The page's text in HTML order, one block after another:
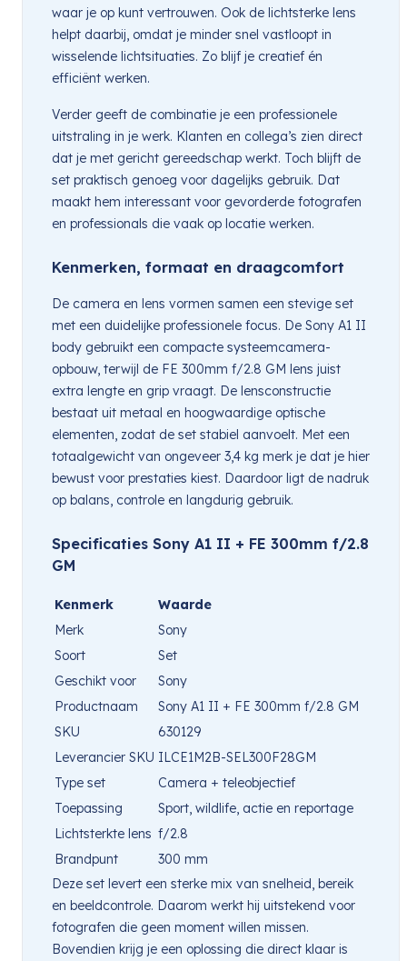
waar je op kunt vertrouwen. Ook de lichtsterke lens
helpt daarbij, omdat je minder snel vastloopt in
wisselende lichtsituaties. Zo blijf je creatief én
efficiënt werken.
Verder geeft de combinatie je een professionele
uitstraling in je werk. Klanten en collega’s zien direct
dat je met gericht gereedschap werkt. Toch blijft de
set praktisch genoeg voor dagelijks gebruik. Dat
maakt hem interessant voor gevorderde fotografen
en professionals die vaak op locatie werken.
Kenmerken, formaat en draagcomfort
De camera en lens vormen samen een stevige set
met een duidelijke professionele focus. De Sony A1 II
body gebruikt een compacte systeemcamera-
opbouw, terwijl de FE 300mm f/2.8 GM lens juist
extra lengte en grip vraagt. De lensconstructie
bestaat uit metaal en hoogwaardige optische
elementen, zodat de set stabiel aanvoelt. Met een
totaalgewicht van ongeveer 3,4 kg merk je dat je hier
bewust voor prestaties kiest. Daardoor ligt de nadruk
op balans, controle en langdurig gebruik.
Specificaties Sony A1 II + FE 300mm f/2.8
GM
Kenmerk
Waarde
Merk
Sony
Soort
Set
Geschikt voor
Sony
Productnaam
Sony A1 II + FE 300mm f/2.8 GM
SKU
630129
Leverancier SKU ILCE1M2B-SEL300F28GM
Type set
Camera + teleobjectief
Toepassing
Sport, wildlife, actie en reportage
Lichtsterkte lens f/2.8
Brandpunt
300 mm
Deze set levert een sterke mix van snelheid, bereik
en beeldcontrole. Daarom werkt hij uitstekend voor
fotografen die geen moment willen missen.
Bovendien krijg je een oplossing die direct klaar is